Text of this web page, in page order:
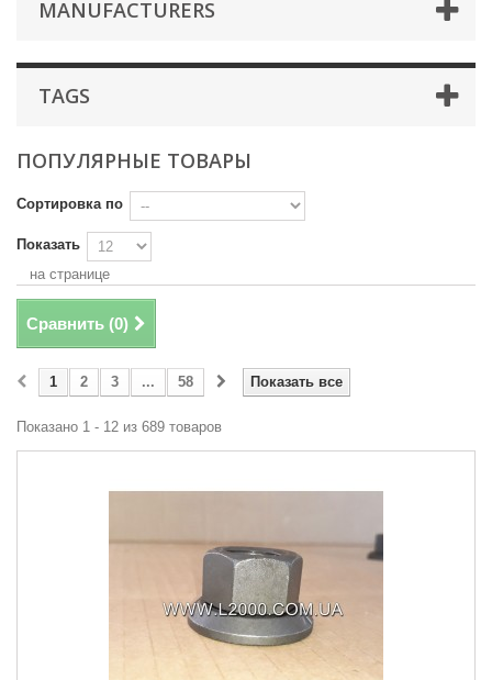
MANUFACTURERS
TAGS
ПОПУЛЯРНЫЕ ТОВАРЫ
Сортировка по
Показать
на странице
Сравнить (0)
Показать все
1 2 3 ... 58
Показано 1 - 12 из 689 товаров